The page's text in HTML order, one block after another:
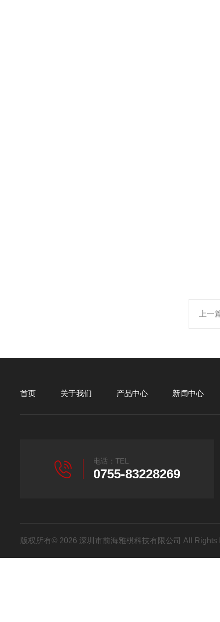
上一
首页 关于我们 产品中心 新闻中心
电话：TEL
0755-83228269
版权所有© 2026 深圳市前海雅棋科技有限公司 All